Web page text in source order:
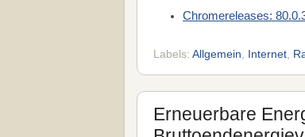
Chromereleases:
Labels: Allgemein, Internet,
Erneuerbare